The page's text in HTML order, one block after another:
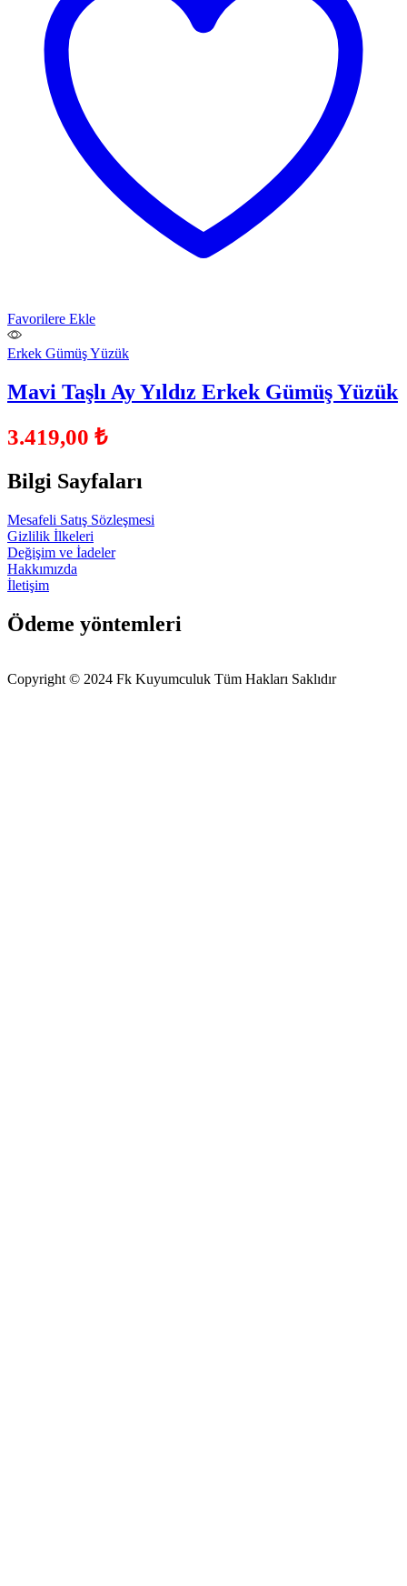
Favorilere Ekle
Erkek Gümüş Yüzük
Mavi Taşlı Ay Yıldız Erkek Gümüş Yüzük
3.419,00 ₺
Bilgi Sayfaları
Mesafeli Satış Sözleşmesi
Gizlilik İlkeleri
Değişim ve İadeler
Hakkımızda
İletişim
Ödeme yöntemleri
Copyright © 2024 Fk Kuyumculuk Tüm Hakları Saklıdır